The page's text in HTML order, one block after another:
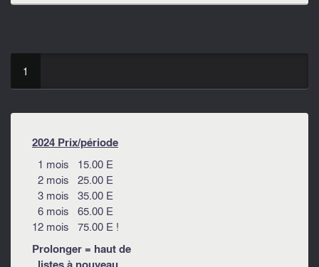
1
2024 Prix/période
1 mois 15.00 E
2 mois 25.00 E
3 mois 35.00 E
6 mois 65.00 E
12 mois 75.00 E !
Prolonger = haut de